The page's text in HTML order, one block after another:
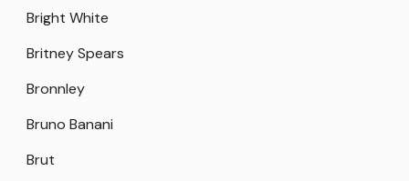
Bright White
Britney Spears
Bronnley
Bruno Banani
Brut